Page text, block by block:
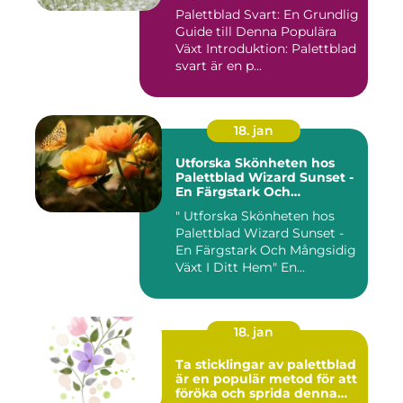
Palettblad Svart: En Grundlig
Guide till Denna Populära
Växt Introduktion: Palettblad
svart är en p...
18. jan
Utforska Skönheten hos
Palettblad Wizard Sunset -
En Färgstark Och
" Utforska Skönheten hos
Palettblad Wizard Sunset -
En Färgstark Och Mångsidig
Växt I Ditt Hem" En...
18. jan
Ta sticklingar av palettblad
är en populär metod för att
föröka och sprida denna